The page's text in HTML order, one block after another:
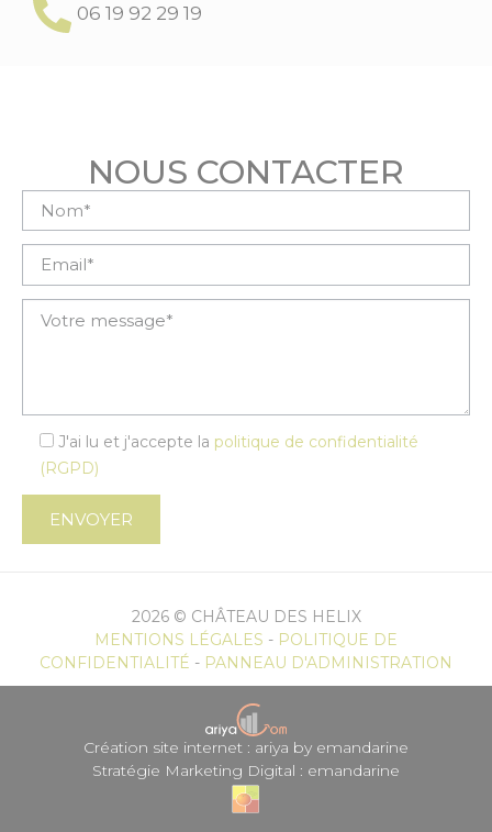
06 19 92 29 19
NOUS CONTACTER
Veuillez laisser ce champ vide.
J'ai lu et j'accepte la politique de confidentialité
(RGPD)
2026 © CHÂTEAU DES HELIX
MENTIONS LÉGALES - POLITIQUE DE
CONFIDENTIALITÉ - PANNEAU D'ADMINISTRATION
Création site internet : ariya by emandarine
Stratégie Marketing Digital : emandarine